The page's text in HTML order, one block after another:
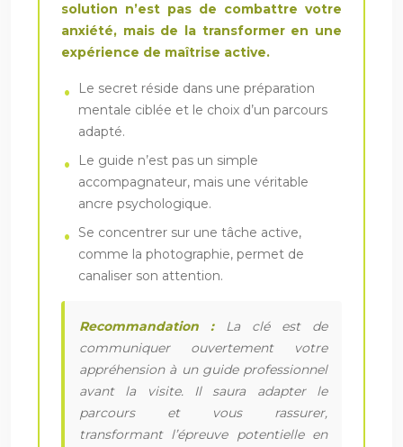
solution n’est pas de combattre votre
anxiété, mais de la transformer en une
expérience de maîtrise active.
Le secret réside dans une préparation
mentale ciblée et le choix d’un parcours
adapté.
Le guide n’est pas un simple
accompagnateur, mais une véritable
ancre psychologique.
Se concentrer sur une tâche active,
comme la photographie, permet de
canaliser son attention.
Recommandation :La clé est de
communiquer ouvertement votre
appréhension à un guide professionnel
avant la visite. Il saura adapter le
parcours et vous rassurer,
transformant l’épreuve potentielle en